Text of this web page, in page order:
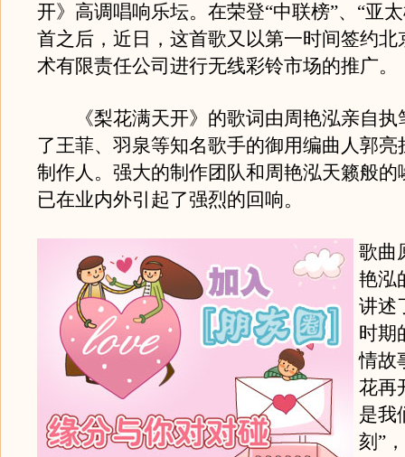
开》高调唱响乐坛。在荣登“中联榜”、“亚
首之后，近日，这首歌又以第一时间签约北
术有限责任公司进行无线彩铃市场的推广。
《梨花满天开》的歌词由周艳泓亲自执
了王菲、羽泉等知名歌手的御用编曲人郭亮
制作人。强大的制作团队和周艳泓天籁般的
已在业内外引起了强烈的回响。
歌曲
艳泓
讲述
时期
情故
花再
是我
刻”